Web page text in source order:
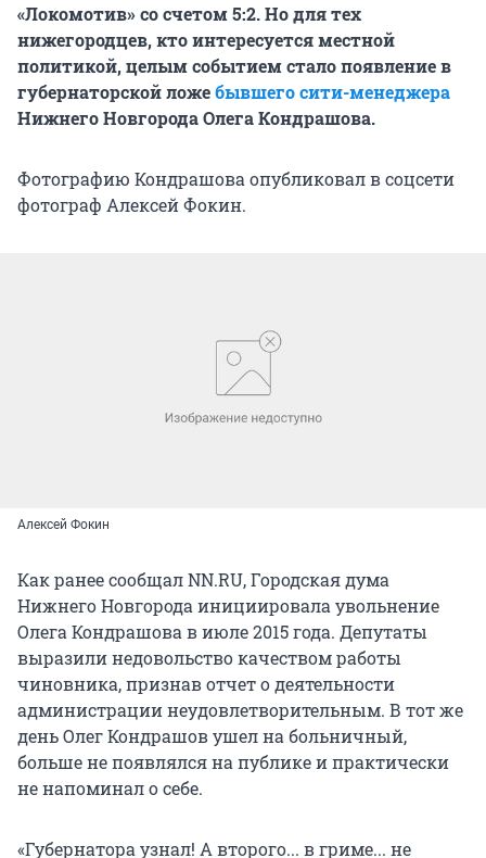
«Локомотив» со счетом 5:2. Но для тех
нижегородцев, кто интересуется местной
политикой, целым событием стало появление в
губернаторской ложебывшего сити-менеджера
Нижнего Новгорода Олега Кондрашова.
Фотографию Кондрашова опубликовал в соцсети
фотограф Алексей Фокин.
Алексей Фокин
Как ранее сообщал NN.RU, Городская дума
Нижнего Новгорода инициировала увольнение
Олега Кондрашова в июле 2015 года. Депутаты
выразили недовольство качеством работы
чиновника, признав отчет о деятельности
администрации неудовлетворительным. В тот же
день Олег Кондрашов ушел на больничный,
больше не появлялся на публике и практически
не напоминал о себе.
«Губернатора узнал! А второго... в гриме... не